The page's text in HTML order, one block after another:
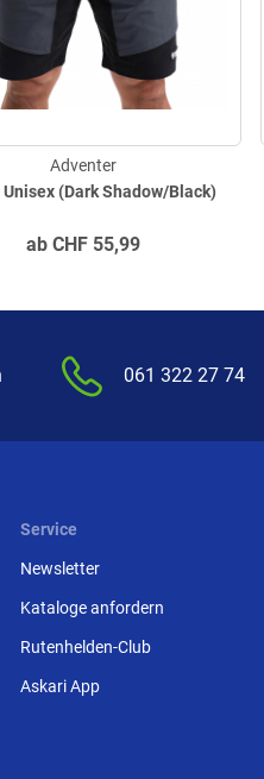
(Dark Shadow/Black)
Adventer
ab CHF55,99
061 322 27 74
Service
Newsletter
Kataloge anfordern
Rutenhelden-Club
Askari App